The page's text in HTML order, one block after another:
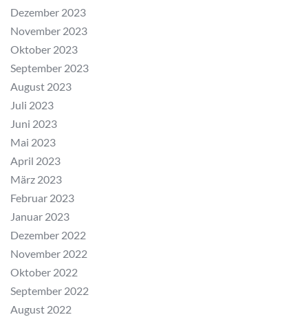
Dezember 2023
November 2023
Oktober 2023
September 2023
August 2023
Juli 2023
Juni 2023
Mai 2023
April 2023
März 2023
Februar 2023
Januar 2023
Dezember 2022
November 2022
Oktober 2022
September 2022
August 2022